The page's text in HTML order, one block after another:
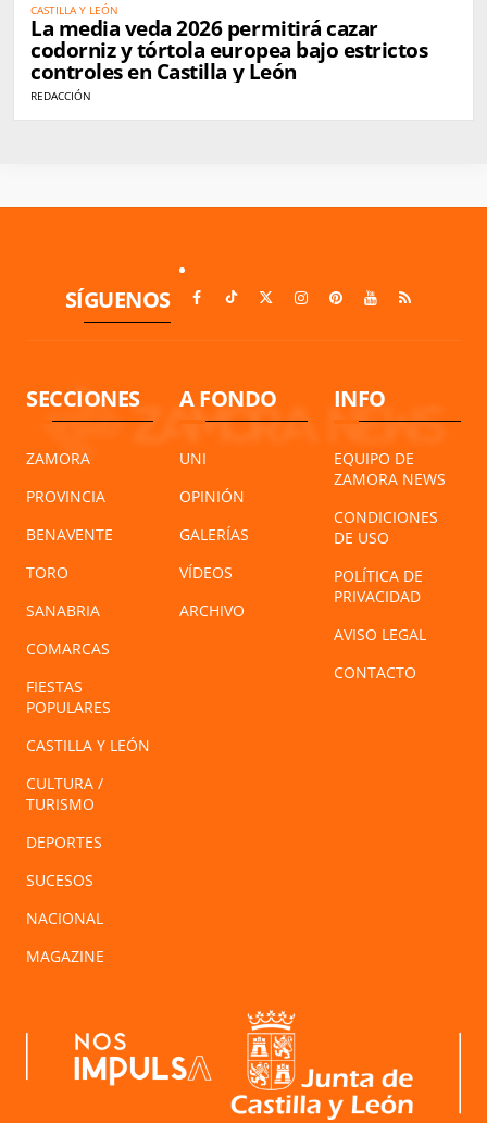
CASTILLA Y LEÓN
La media veda 2026 permitirá cazar
codorniz y tórtola europea bajo estrictos
controles en Castilla y León
REDACCIÓN
SÍGUENOS
SECCIONES
ZAMORA
PROVINCIA
BENAVENTE
TORO
SANABRIA
COMARCAS
FIESTAS
POPULARES
CASTILLA Y LEÓN
CULTURA /
TURISMO
DEPORTES
SUCESOS
NACIONAL
MAGAZINE
A FONDO
UNI
OPINIÓN
GALERÍAS
VÍDEOS
ARCHIVO
INFO
EQUIPO DE
ZAMORA NEWS
CONDICIONES
DE USO
POLÍTICA DE
PRIVACIDAD
AVISO LEGAL
CONTACTO